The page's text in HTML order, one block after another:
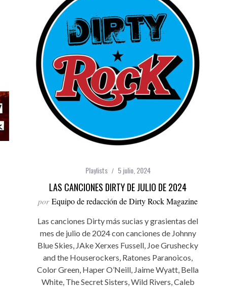
Playlists 5 julio, 2024
LAS CANCIONES DIRTY DE JULIO DE 2024
por Equipo de redacción de Dirty Rock Magazine
Las canciones Dirty más sucias y grasientas del
mes de julio de 2024 con canciones de Johnny
Blue Skies, JAke Xerxes Fussell, Joe Grushecky
and the Houserockers, Ratones Paranoicos,
Color Green, Haper O’Neill, Jaime Wyatt, Bella
White, The Secret Sisters, Wild Rivers, Caleb